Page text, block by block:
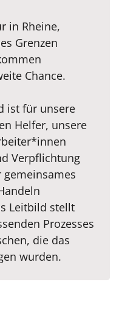
in Rheine,
Grenzen
Chance.
ist für unsere
Helfer, unsere
Verpflichtung
Leitbild stellt
Prozesses
die das
wurden.